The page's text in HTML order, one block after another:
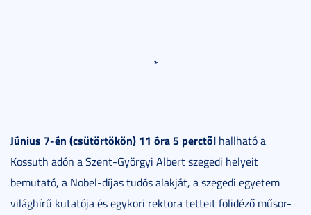
*
Június 7-én (csütörtökön) 11 óra 5 perctől hallható a
Kossuth adón a Szent-Györgyi Albert szegedi helyeit
bemutató, a Nobel-díjas tudós alakját, a szegedi egyetem
világhírű kutatója és egykori rektora tetteit fölidéző műsor-